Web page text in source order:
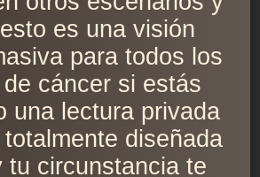
es una visión
para todos los
cáncer si estás
una lectura privada
diseñada
tu circunstancia te